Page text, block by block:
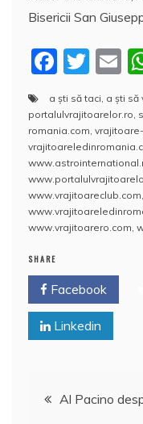
Bisericii San
F
a
c
e
b
o
o
k
T
w
itt
er
E
m
ai
l
a şti să taci a şti să
portalulvrajitoarelor.ro
romania.com
www.vrajitoareclub.com
www.vrajitoarero.com
SHARE
Facebook
Linkedin
Navigare
Al Pacino